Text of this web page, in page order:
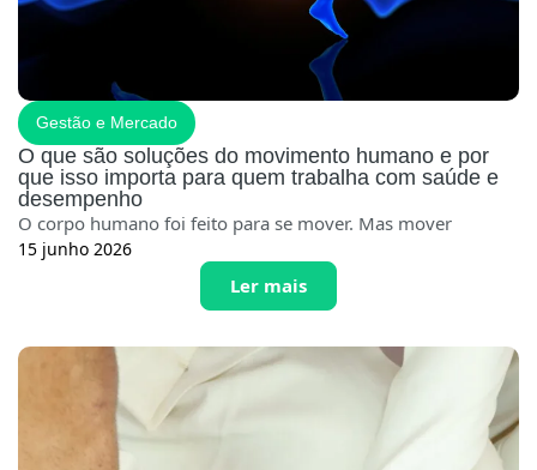
Gestão e Mercado
O que são soluções do movimento humano e por
que isso importa para quem trabalha com saúde e
desempenho
O corpo humano foi feito para se mover. Mas mover
15 junho 2026
Ler mais